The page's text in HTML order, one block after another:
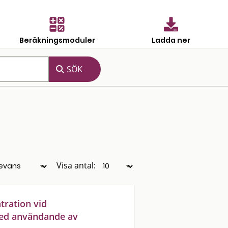
Beräkningsmoduler Ladda ner
Visa antal:
vid
användande av